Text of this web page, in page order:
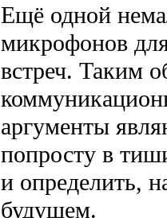
Ещё одной
микрофонов
встреч. Таким
аргументы
попросту в
и определить,
будущем.